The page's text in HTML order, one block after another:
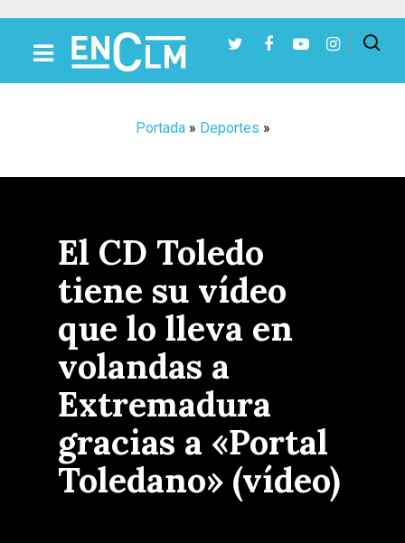
Portada» Deportes »
El CD Toledo
tiene su vídeo
que lo lleva en
volandas a
Extremadura
gracias a «Portal
Toledano» (vídeo)